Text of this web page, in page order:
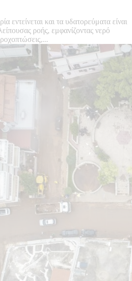
εντείνεται και τα υδατορεύματα είναι
ροής, εμφανίζοντας νερό